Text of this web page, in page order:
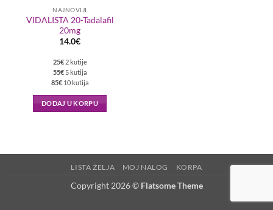
NAJNOVIJI
VIDALISTA 20-Tadalafil
20mg
14.0€
25€2 kutije
55€5 kutija
85€10 kutija
DODAJ U KORPU
LISTA ŽELJA MOJ NALOG KORPA
Copyright 2026 © Flatsome Theme